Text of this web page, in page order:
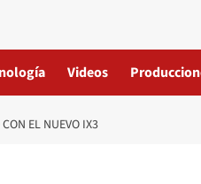
Videos
EL NUEVO IX3